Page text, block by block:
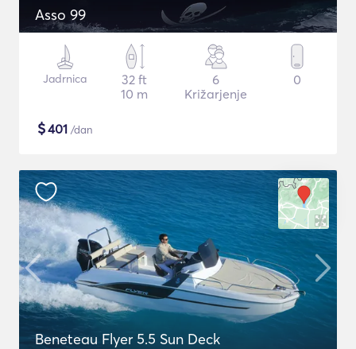
Asso 99
Jadrnica
32 ft
10 m
6
Križarjenje
0
$401 /dan
Beneteau Flyer 5.5 Sun Deck